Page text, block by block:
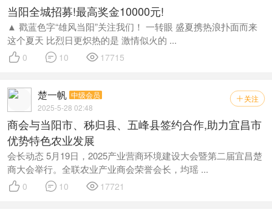
当阳全城招募!最高奖金10000元!
▲ 戳蓝色字“雄风当阳”关注我们！ 一转眼 盛夏携热浪扑面而来
这个夏天 比烈日更炽热的是 激情似火的 ...
 0  10  17715
 关注
楚一帆 中级会员
2025-5-28 02:48
商会与当阳市、秭归县、五峰县签约合作,助力宜昌市
优势特色农业发展
会长动态 5月19日，2025产业营商环境建设大会暨第二届宜昌楚
商大会举行。全联农业产业商会荣誉会长，均瑶 ...
 0  10  17721